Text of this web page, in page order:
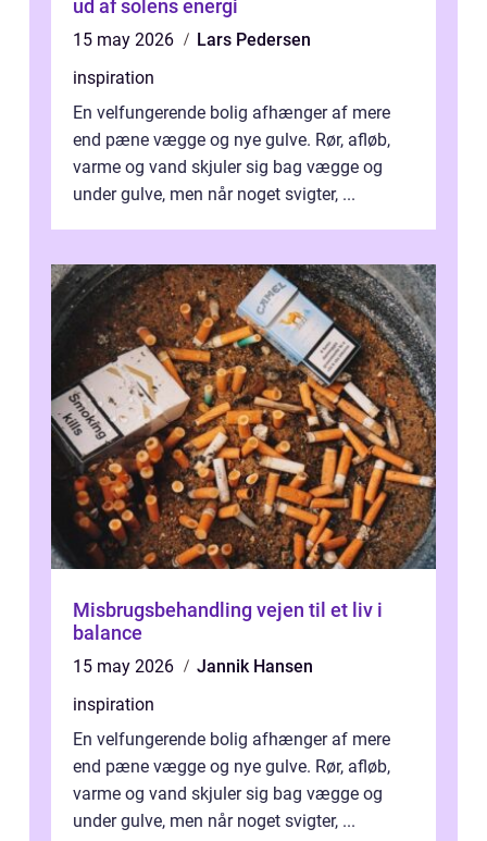
ud af solens energi
15 may 2026
Lars Pedersen
inspiration
En velfungerende bolig afhænger af mere
end pæne vægge og nye gulve. Rør, afløb,
varme og vand skjuler sig bag vægge og
under gulve, men når noget svigter, ...
Misbrugsbehandling vejen til et liv i
balance
15 may 2026
Jannik Hansen
inspiration
En velfungerende bolig afhænger af mere
end pæne vægge og nye gulve. Rør, afløb,
varme og vand skjuler sig bag vægge og
under gulve, men når noget svigter, ...